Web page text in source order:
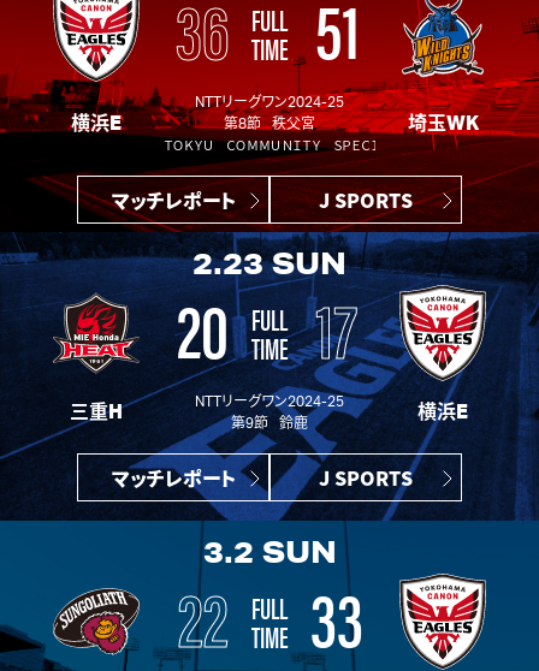
36 FULL
TIME 51
横浜E
NTTリーグワン2024-25
第8節 秩父宮
ＴＯＫＹＵ ＣＯＭＭＵＮＩＴＹ ＳＰＥＣＩＡＬ ＭＡＴＣＨ
埼玉WK
マッチレポート J SPORTS
2.23SUN
20 FULL
TIME 17
三重H
NTTリーグワン2024-25
第9節 鈴鹿
横浜E
マッチレポート J SPORTS
3.2 SUN
22 FULL
TIME 33